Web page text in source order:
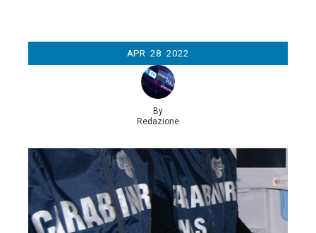
APR 28 2022
By
Redazione